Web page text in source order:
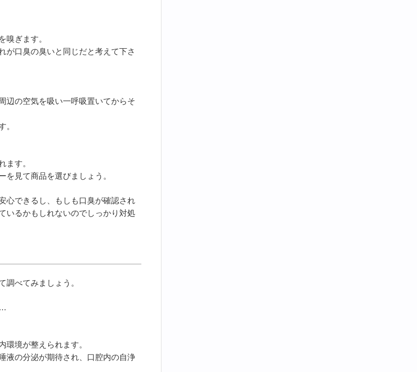
嗅ぎます。
が口臭の臭いと同じだと考えて下さ
辺の空気を吸い一呼吸置いてからそ
。
ます。
を見て商品を選びましょう。
心できるし、もしも口臭が確認され
いるかもしれないのでしっかり対処
調べてみましょう。
環境が整えられます。
液の分泌が期待され、口腔内の自浄